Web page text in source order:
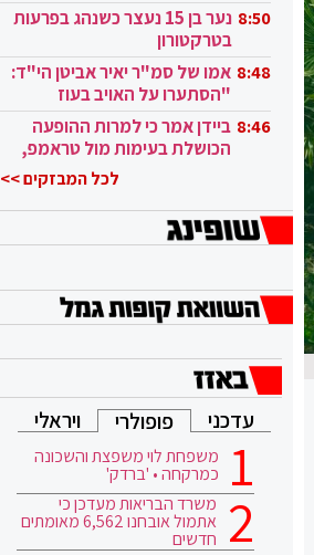
8:50
נער בן 15 נעצר כשנהג בפרעות
בטרקטורון
8:48 אמו של סמ"ר יאיר אביטן הי"ד:
"הסתערו על האויב בעוז
ובגבורה" 8:46 ביידן אמר כי למרות ההופעה
הכושלת בעימות מול טראמפ,
לכל המבזקים >>
עדכני פופולרי ויראלי
משפחת לוי משפצת והשכונה
כמרקחה • 'ברדק'
משרד הבריאות מעדכן כי
אתמול אובחנו 6,562 מאומתים
חדשים